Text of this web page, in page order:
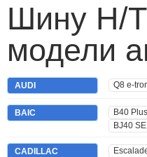
Шину H/
модели
AUDI Q8 e-
BAIC B40 Plus
BJ40 SE
CADILLAC